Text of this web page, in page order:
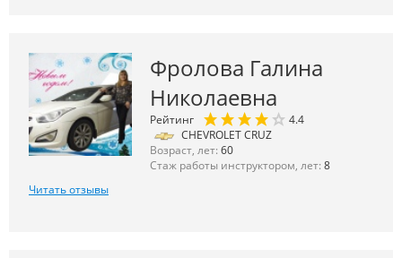
Фролова Галина
Николаевна
Рейтинг
4.4
CHEVROLET CRUZ
Возраст, лет: 60
Стаж работы инструктором, лет: 8
Читать отзывы